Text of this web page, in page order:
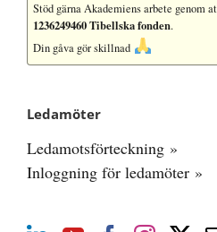
Stöd gärna Akademiens arbete genom
1236249460 Tibellska fonden.
Din gåva gör skillnad
Ledamöter
Ledamotsförteckning »
Inloggning för ledamöter »